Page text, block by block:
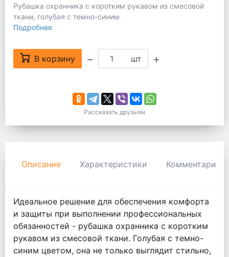
Рубашка охранника с коротким рукавом из смесовой
ткани, голубая с темно-синим
Подробнее
В корзину шт
Рассказать друзьям
Описание Характеристики Комментарии
Идеальное решение для обеспечения комфорта
и защиты при выполнении профессиональных
обязанностей - рубашка охранника с коротким
рукавом из смесовой ткани. Голубая с темно-
синим цветом, она не только выглядит стильно,